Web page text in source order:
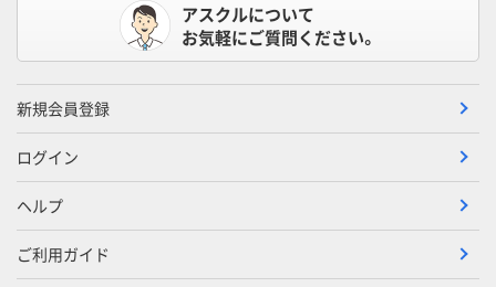
アスクルについて
お気軽にご質問ください。
新規会員登録
ログイン
ヘルプ
ご利用ガイド